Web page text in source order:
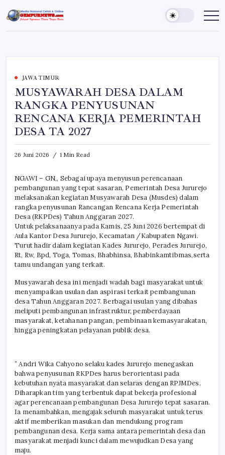
to
content
Gempur
News
Jelajah
Dunia
JAWA TIMUR
MUSYAWARAH DESA DALAM
RANGKA PENYUSUNAN
RENCANA KERJA PEMERINTAH
DESA TA 2027
26 Juni 2026 1 Min Read
NGAWI – GN,, Sebagai upaya menyusun perencanaan
pembangunan yang tepat sasaran, Pemerintah Desa Jururejo
melaksanakan kegiatan Musyawarah Desa (Musdes) dalam
rangka penyusunan Rancangan Rencana Kerja Pemerintah
Desa (RKPDes) Tahun Anggaran 2027.
Untuk pelaksanaanya pada Kamis, 25 Juni 2026 bertempat di
Aula Kantor Desa Jururejo, Kecamatan /Kabupaten Ngawi.
Turut hadir dalam kegiatan Kades Jururejo, Perades Jururejo,
Rt, Rw, Bpd, Toga, Tomas, Bhabhinsa, Bhabinkamtibmas,serta
tamu undangan yang terkait.
Musyawarah desa ini menjadi wadah bagi masyarakat untuk
menyampaikan usulan dan aspirasi terkait pembangunan
desa Tahun Anggaran 2027. Berbagai usulan yang dibahas
meliputi pembangunan infrastruktur, pemberdayaan
masyarakat, ketahanan pangan, pembinaan kemasyarakatan,
hingga peningkatan pelayanan publik desa.
” Andri Wika Cahyono selaku kades Jururejo menegaskan
bahwa penyusunan RKPDes harus berorientasi pada
kebutuhan nyata masyarakat dan selaras dengan RPJMDes.
Diharapkan tim yang terbentuk dapat bekerja profesional
agar perencanaan pembangunan Desa Jururejo tepat sasaran.
Ia menambahkan, mengajak seluruh masyarakat untuk terus
aktif memberikan masukan dan mendukung program
pembangunan desa. Kerja sama antara pemerintah desa dan
masyarakat menjadi kunci dalam mewujudkan Desa yang
maju.